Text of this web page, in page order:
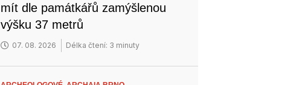
mít dle památkářů zamýšlenou
výšku 37 metrů
07. 08. 2026 Délka čtení: 3 minuty